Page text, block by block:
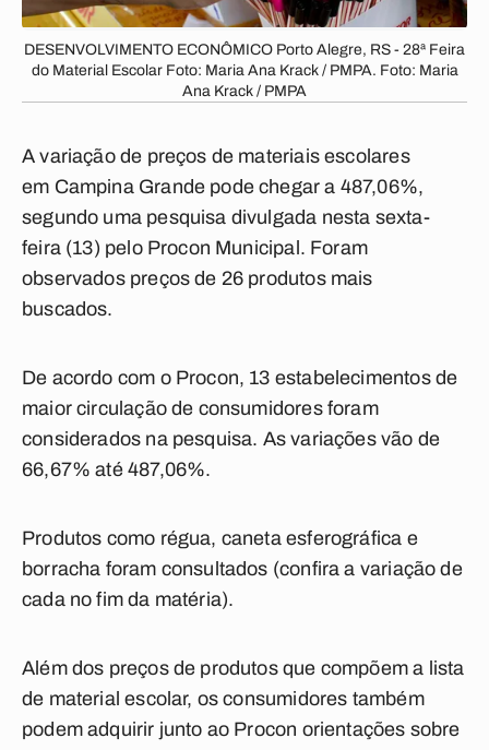
DESENVOLVIMENTO ECONÔMICO Porto Alegre, RS - 28ª Feira
do Material Escolar Foto: Maria Ana Krack / PMPA. Foto: Maria
Ana Krack / PMPA
A variação de preços de materiais escolares
em Campina Grande pode chegar a 487,06%,
segundo uma pesquisa divulgada nesta sexta-
feira (13) pelo Procon Municipal. Foram
observados preços de 26 produtos mais
buscados.
De acordo com o Procon, 13 estabelecimentos de
maior circulação de consumidores foram
considerados na pesquisa. As variações vão de
66,67% até 487,06%.
Produtos como régua, caneta esferográfica e
borracha foram consultados (confira a variação de
cada no fim da matéria).
Além dos preços de produtos que compõem a lista
de material escolar, os consumidores também
podem adquirir junto ao Procon orientações sobre